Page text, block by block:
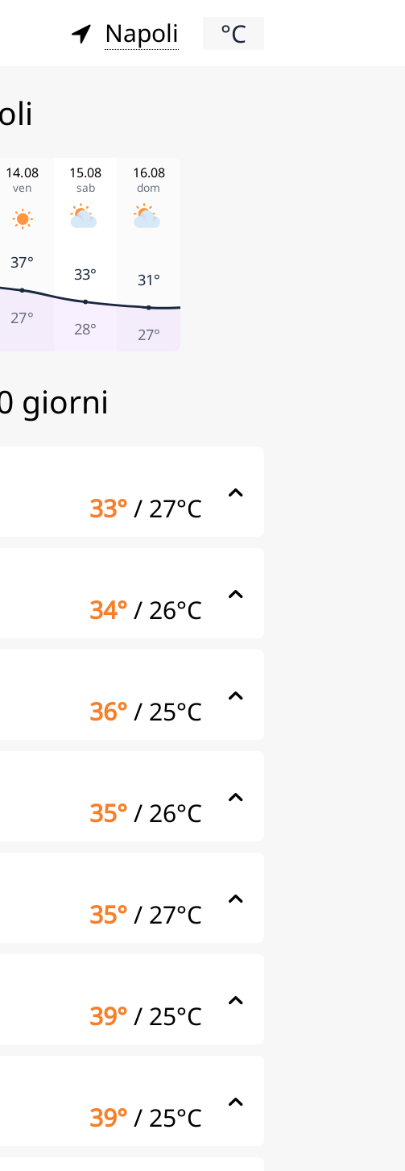
Napoli °C
ven
14.08
sab
15.08
dom
16.08
37°
27°
33°
28°
31°
27°
giorni
33°/ 27°C
34°/ 26°C
36°/ 25°C
35°/ 26°C
35°/ 27°C
39°/ 25°C
39°/ 25°C